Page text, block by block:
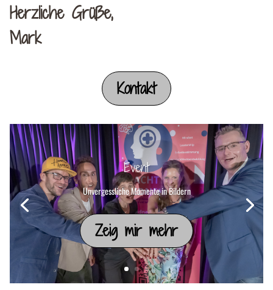
Herzliche Grüße,
Mark
Kontakt
Event
Unvergessliche Momente in Bildern
Zeig mir mehr